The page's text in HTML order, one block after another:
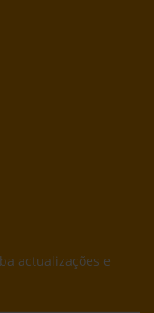
actualizações e